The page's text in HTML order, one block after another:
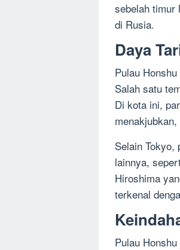
sebelah timur
di Rusia.
Daya
Pulau
Salah satu
Di kota ini,
Selain
lainnya,
Hiroshima
terkenal
Pulau